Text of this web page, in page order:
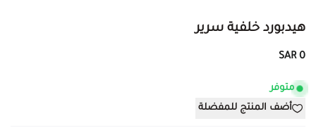
هيدبورد خلفية سرير
0 SAR
متوفر
أضف المنتج للمفضلة